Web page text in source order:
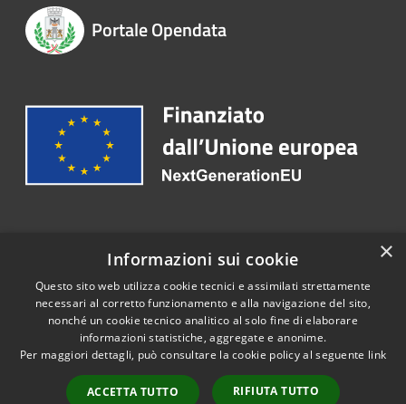
Portale Opendata
Recapiti e contatti
Telefono: 0363 3171
Accessibilità
Copyright © 2026 • Portale
Opendata • Powered by
Municipium•
Accesso
×
Informazioni sui cookie
Questo sito web utilizza cookie tecnici e assimilati strettamente
necessari al corretto funzionamento e alla navigazione del sito,
nonché un cookie tecnico analitico al solo fine di elaborare
informazioni statistiche, aggregate e anonime.
Per maggiori dettagli, può consultare la cookie policy al seguente link
ACCETTA TUTTO RIFIUTA TUTTO